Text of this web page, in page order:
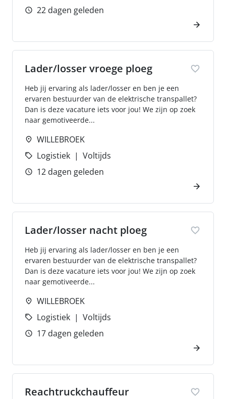
22 dagen geleden
Lader/losser vroege ploeg
Heb jij ervaring als lader/losser en ben je een
ervaren bestuurder van de elektrische transpallet?
Dan is deze vacature iets voor jou! We zijn op zoek
naar gemotiveerde...
WILLEBROEK
Logistiek
Voltijds
12 dagen geleden
Lader/losser nacht ploeg
Heb jij ervaring als lader/losser en ben je een
ervaren bestuurder van de elektrische transpallet?
Dan is deze vacature iets voor jou! We zijn op zoek
naar gemotiveerde...
WILLEBROEK
Logistiek
Voltijds
17 dagen geleden
Reachtruckchauffeur